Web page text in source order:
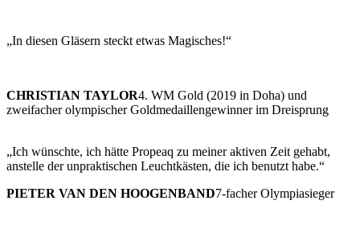
„In diesen Gläsern steckt etwas Magisches!“
CHRISTIAN TAYLOR4. WM Gold (2019 in Doha) und
zweifacher olympischer Goldmedaillengewinner im Dreisprung
„Ich wünschte, ich hätte Propeaq zu meiner aktiven Zeit gehabt,
anstelle der unpraktischen Leuchtkästen, die ich benutzt habe.“
PIETER VAN DEN HOOGENBAND7-facher Olympiasieger